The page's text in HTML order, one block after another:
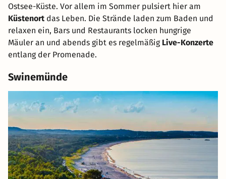
Ostsee-Küste. Vor allem im Sommer pulsiert hier am
Küstenortdas Leben. Die Strände laden zum Baden und
relaxen ein, Bars und Restaurants locken hungrige
Mäuler an und abends gibt es regelmäßig Live-Konzerte
entlang der Promenade.
Swinemünde